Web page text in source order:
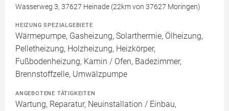
Wasserweg 3, 37627 Heinade (22km von 37627 Moringen)
HEIZUNG SPEZIALGEBIETE
Wärmepumpe, Gasheizung, Solarthermie, Ölheizung,
Pelletheizung, Holzheizung, Heizkörper,
Fußbodenheizung, Kamin / Ofen, Badezimmer,
Brennstoffzelle, Umwälzpumpe
ANGEBOTENE TÄTIGKEITEN
Wartung, Reparatur, Neuinstallation / Einbau,